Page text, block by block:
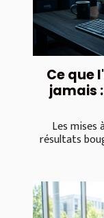
Ce que
jamais
Les mises
résultats